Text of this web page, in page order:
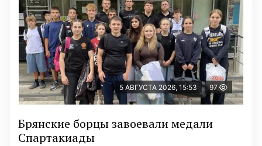
5 АВГУСТА 2026, 15:53 97
Брянские борцы завоевали медали
Спартакиады